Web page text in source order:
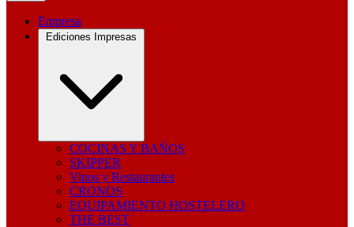
Empresa
Ediciones Impresas
COCINAS Y BAÑOS
SKIPPER
Vinos y Restaurantes
CRONOS
EQUIPAMIENTO HOSTELERO
THE BEST